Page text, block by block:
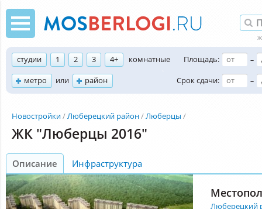
студии 1 2 3 4+
комнатные
метро
или район
Площадь:
–
Срок сдачи:
–
Новостройки Люберецкий район Люберцы
ЖК "Люберцы 2016"
Описание Инфраструктура
Люберецкий